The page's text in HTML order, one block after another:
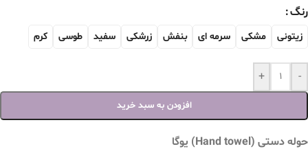
رنگ
زیتونی مشکی سرمه ای بنفش زرشکی سفید طوسی کرم
-
+
افزودن به سبد خرید
حوله دستی (Hand towel) یوگا